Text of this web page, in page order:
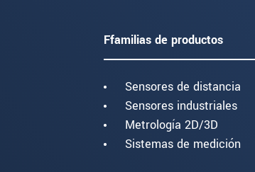
Ffamilias de productos
Sensores de distancia
Sensores industriales
Metrología 2D/3D
Sistemas de medición